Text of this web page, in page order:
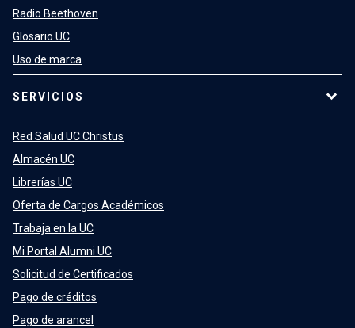
Radio Beethoven
Glosario UC
Uso de marca
SERVICIOS
Red Salud UC Christus
Almacén UC
Librerías UC
Oferta de Cargos Académicos
Trabaja en la UC
Mi Portal Alumni UC
Solicitud de Certificados
Pago de créditos
Pago de arancel